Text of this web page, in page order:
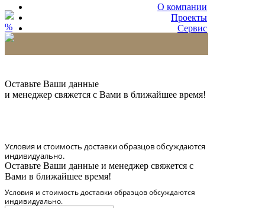
О компании
Проекты
Сервис
%
Оставьте Ваши данные
и менеджер свяжется с Вами в ближайшее время!
Условия и стоимость доставки образцов обсуждаются
индивидуально.
Оставьте Ваши данные и менеджер свяжется с
Вами в ближайшее время!
Условия и стоимость доставки образцов обсуждаются
индивидуально.